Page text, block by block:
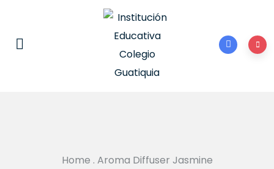
Home . Aroma Diffuser Jasmine